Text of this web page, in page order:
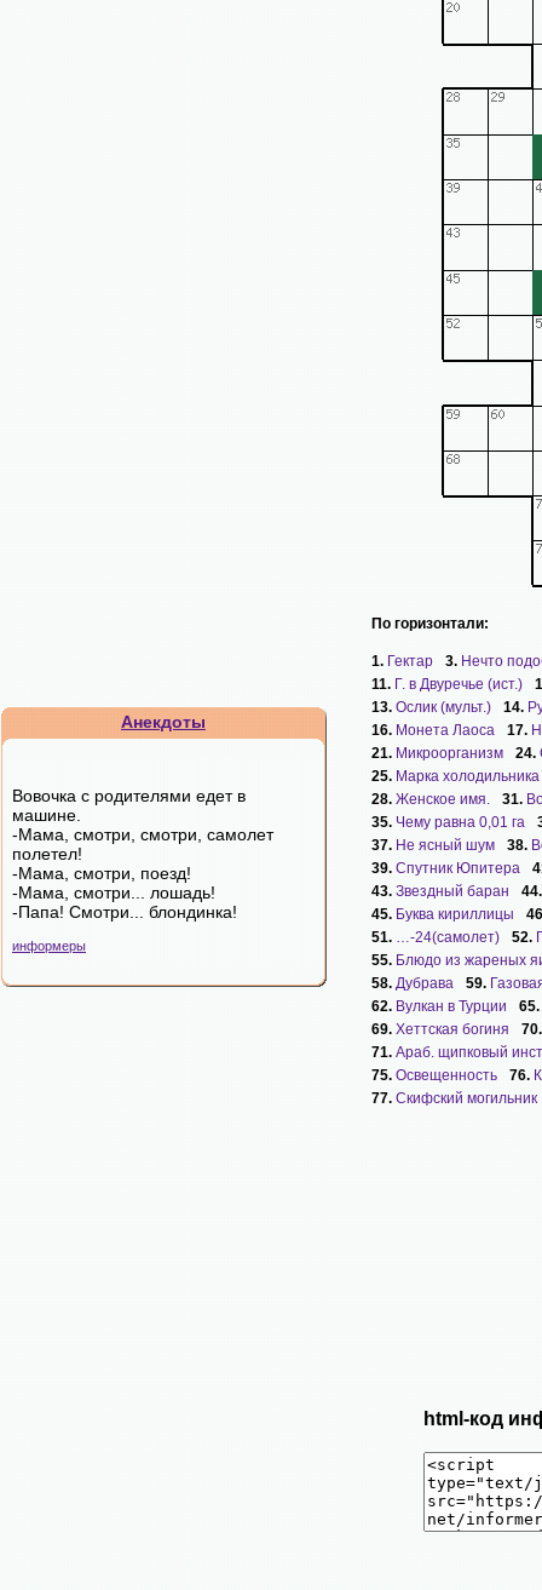
Анекдоты
Вовочка с родителями едет в
машине.
-Мама, смотри, смотри, самолет
полетел!
-Мама, смотри, поезд!
-Мама, смотри... лошадь!
-Папа! Смотри... блондинка!
информеры
По горизонтали:
1. Гектар 3. Нечто
11. Г. в Двуречье (ист.)
13. Ослик (мульт.) 14.
16. Монета Лаоса 17.
21. Микроорганизм 24.
25. Марка холодильника
28. Женское имя. 31.
35. Чему равна 0,01 га
37. Не ясный шум 38.
39. Спутник Юпитера
43. Звездный баран
45. Буква кириллицы
51. …-24(самолет) 52.
55. Блюдо из жареных
58. Дубрава 59.
62. Вулкан в Турции
65.
69. Хеттская богиня
71. Араб. щипковый
75. Освещенность 76.
77. Скифский могильник
html-код